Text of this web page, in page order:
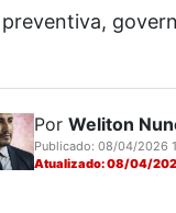
Por Weliton
Publicado: 08/04/2026
Atualizado: 08/04/